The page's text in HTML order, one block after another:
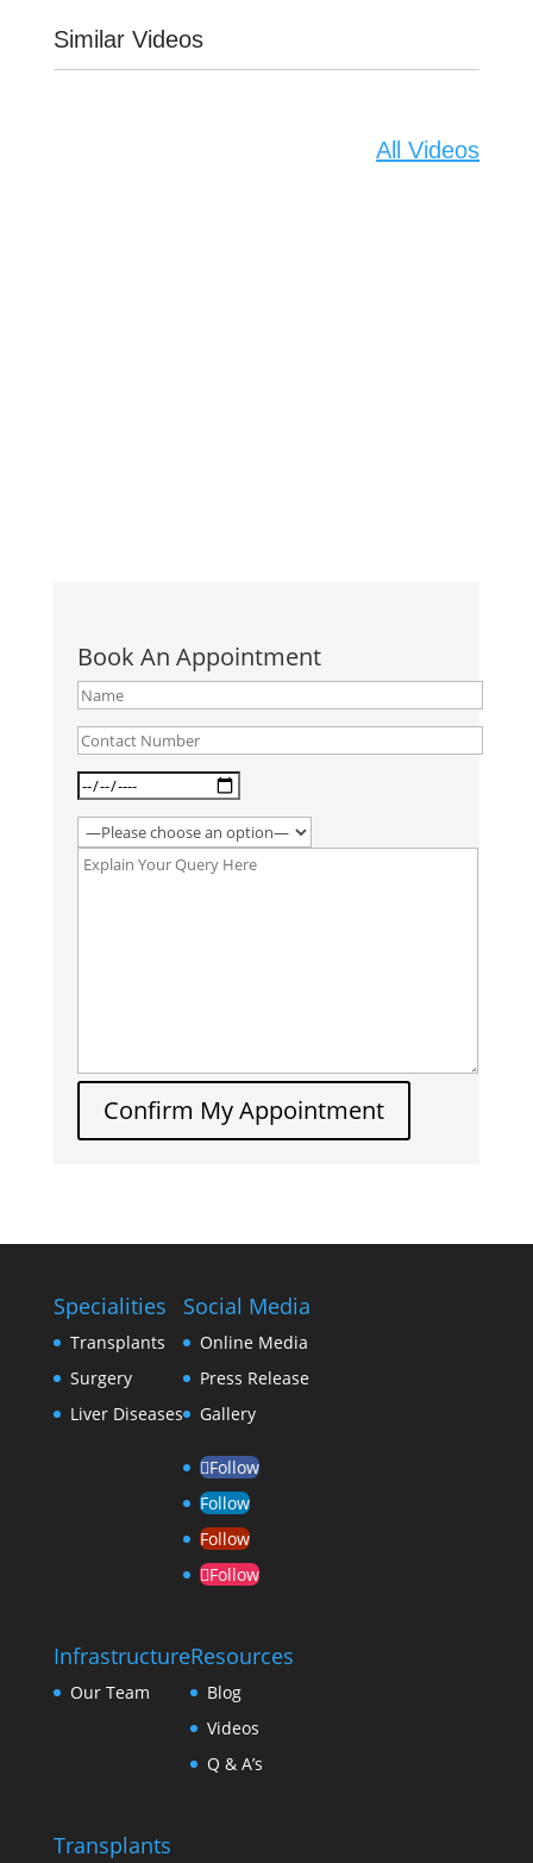
Similar Videos
All Videos
Book An Appointment
Confirm My Appointment
Specialities
Transplants
Surgery
Liver Diseases
Social Media
Online Media
Press Release
Gallery
Follow
Follow
Follow
Follow
Infrastructure
Our Team
Resources
Blog
Videos
Q & A’s
Transplants